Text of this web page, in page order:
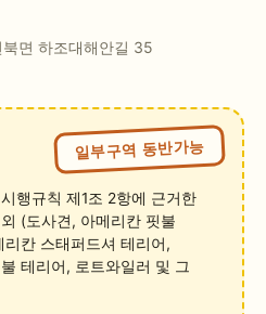
면 하조대해안길 35
일부구역 동반가능
행규칙 제1조 2항에 근거한
(도사견, 아메리칸 핏불
리칸 스태퍼드셔 테리어,
테리어, 로트와일러 및 그